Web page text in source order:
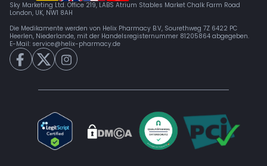
Sky Marketing Ltd. Office 219, LABS Atrium Stables Market Chalk Farm Road
London, UK, NW1 8AH
Die Medikamente werden von Helix Pharmacy B.V, Sourethweg 7Z 6422 PC
Heerlen, Niederlande, mit der Handelsregisternummer 81205864 abgegeben.
E-Mail: service@helix-pharmacy.de